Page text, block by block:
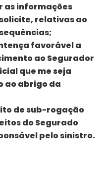
as informações
relativas ao
favorável a
ao Segurador
que me seja
ao abrigo da
de sub-rogação
do Segurado
pelo sinistro.